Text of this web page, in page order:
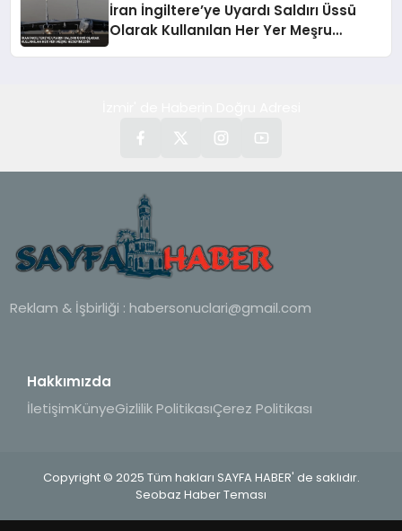
İran İngiltere’ye Uyardı Saldırı Üssü
Olarak Kullanılan Her Yer Meşru
Reklam & İşbirliği : habersonuclari@gmail.com
Hakkımızda
İletişimKünyeGizlilik PolitikasıÇerez Politikası
Copyright © 2025 Tüm hakları SAYFA HABER' de saklıdır.
Seobaz Haber Teması